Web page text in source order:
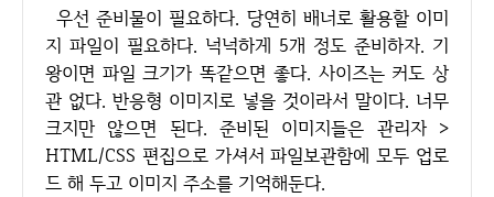
우선 준비물이 필요하다. 당연히 배너로 활용할 이미
지 파일이 필요하다. 넉넉하게 5개 정도 준비하자. 기
왕이면 파일 크기가 똑같으면 좋다. 사이즈는 커도 상
관 없다. 반응형 이미지로 넣을 것이라서 말이다. 너무
크지만 않으면 된다. 준비된 이미지들은 관리자 >
HTML/CSS 편집으로 가셔서 파일보관함에 모두 업로
드 해 두고 이미지 주소를 기억해둔다.